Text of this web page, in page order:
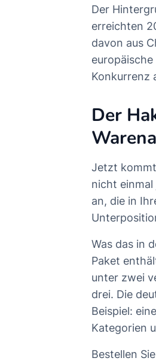
Der
erreichten
davon aus
Konkurrenz
Der
Jetzt
nicht
an, die in
Was das in
Paket
unter zwei
drei. Die
Beispiel:
Kategorien
Bestellen